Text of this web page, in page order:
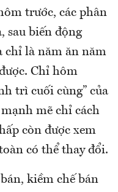
trước, các phân
sau biến động
chỉ là năm ăn năm
Chỉ hôm
trì cuối cùng” của
mẽ chỉ cách
còn được xem
có thể thay đổi.
kiềm chế bán